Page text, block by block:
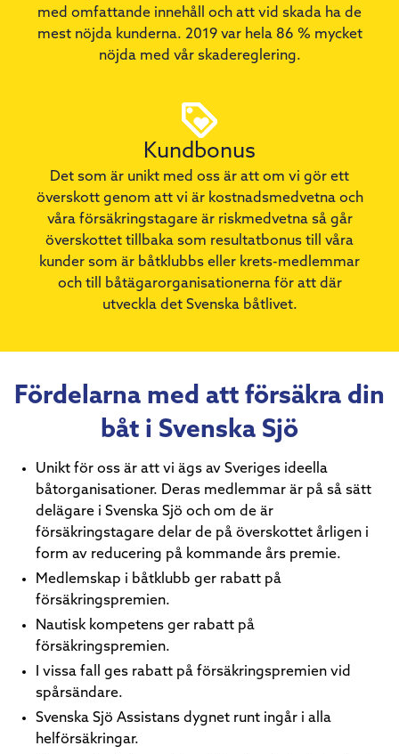
med omfattande innehåll och att vid skada ha de
mest nöjda kunderna. 2019 var hela 86 % mycket
nöjda med vår skadereglering.
Kundbonus
Det som är unikt med oss är att om vi gör ett
överskott genom att vi är kostnadsmedvetna och
våra försäkringstagare är riskmedvetna så går
överskottet tillbaka som resultatbonus till våra
kunder som är båtklubbs eller krets-medlemmar
och till båtägarorganisationerna för att där
utveckla det Svenska båtlivet.
Fördelarna med att försäkra din
båt i Svenska Sjö
Unikt för oss är att vi ägs av Sveriges ideella
båtorganisationer. Deras medlemmar är på så sätt
delägare i Svenska Sjö och om de är
försäkringstagare delar de på överskottet årligen i
form av reducering på kommande års premie.
Medlemskap i båtklubb ger rabatt på
försäkringspremien.
Nautisk kompetens ger rabatt på
försäkringspremien.
I vissa fall ges rabatt på försäkringspremien vid
spårsändare.
Svenska Sjö Assistans dygnet runt ingår i alla
helförsäkringar.